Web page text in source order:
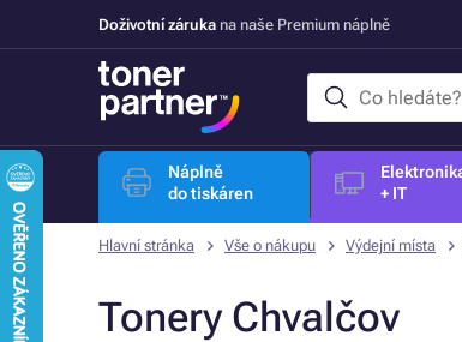
Doživotní záruka na naše Premium náplně
Náplně
do tiskáren
+ IT
Hlavní stránka Vše o nákupu Výdejní místa
Tonery Chvalčov